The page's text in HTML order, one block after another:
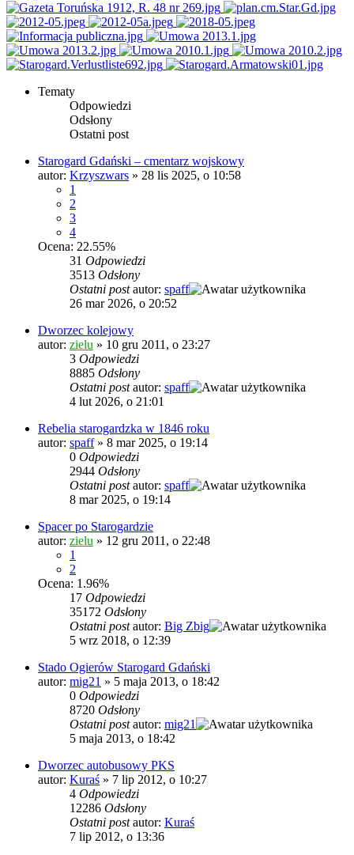
Tematy
Odpowiedzi
Odsłony
Ostatni post
Starogard Gdański – cmentarz wojskowy
autor: Krzyszwars » 28 lis 2025, o 10:58
1
2
3
4
Ocena: 22.55%
31 Odpowiedzi
3513 Odsłony
Ostatni postautor: spaff
26 mar 2026, o 20:52
Dworzec kolejowy
autor: zielu » 10 gru 2011, o 23:27
3 Odpowiedzi
8885 Odsłony
Ostatni postautor: spaff
4 lut 2026, o 21:01
Rebelia starogardzka w 1846 roku
autor: spaff» 8 mar 2025, o 19:14
0 Odpowiedzi
2944 Odsłony
Ostatni postautor: spaff
8 mar 2025, o 19:14
Spacer po Starogardzie
autor: zielu » 12 gru 2011, o 22:48
1
2
Ocena: 1.96%
17 Odpowiedzi
35172 Odsłony
Ostatni postautor: Big Zbig
5 wrz 2018, o 12:39
Stado Ogierów Starogard Gdański
autor: mig21 » 5 maja 2013, o 18:42
0 Odpowiedzi
8720 Odsłony
Ostatni postautor: mig21
5 maja 2013, o 18:42
Dworzec autobusowy PKS
autor: Kuraś » 7 lip 2012, o 10:27
4 Odpowiedzi
12286 Odsłony
Ostatni postautor: Kuraś
7 lip 2012, o 13:36